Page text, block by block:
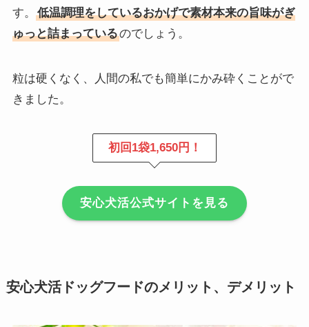
す。
低温調理をしているおかげで素材本来の旨味がぎ
ゅっと詰まっているのでしょう。
粒は硬くなく、人間の私でも簡単にかみ砕くことがで
きました。
初回1袋1,650円！
安心犬活公式サイトを見る
安心犬活ドッグフードのメリット、デメリット